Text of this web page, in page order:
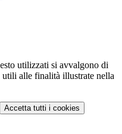
utilizzati si avvalgono di
utili alle finalità illustrate nella
Accetta tutti i cookies